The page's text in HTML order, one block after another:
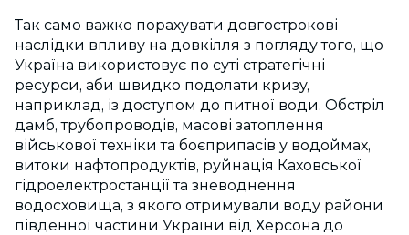
Так само важко порахувати довгострокові
наслідки впливу на довкілля з погляду того, що
Україна використовує по суті стратегічні
ресурси, аби швидко подолати кризу,
наприклад, із доступом до питної води. Обстріл
дамб, трубопроводів, масові затоплення
військової техніки та боєприпасів у водоймах,
витоки нафтопродуктів, руйнація Каховської
гідроелектростанції та зневоднення
водосховища, з якого отримували воду райони
південної частини України від Херсона до